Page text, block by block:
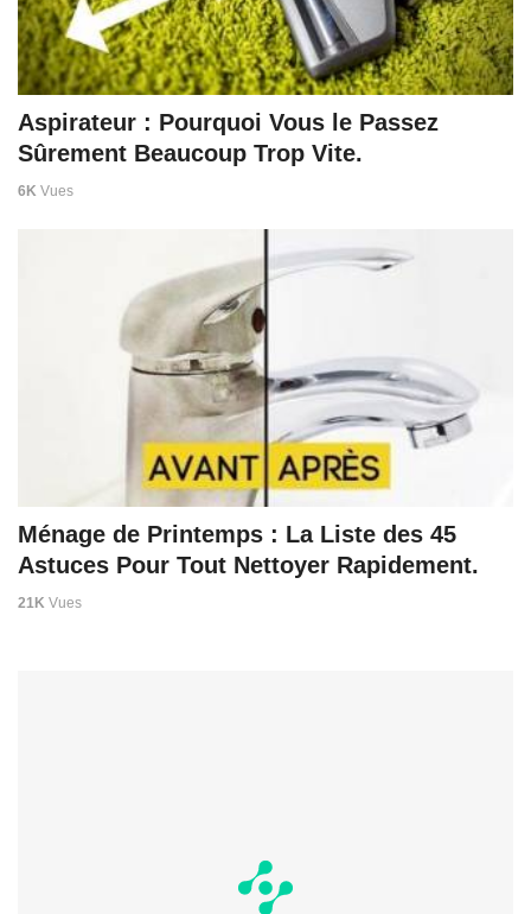
Aspirateur : Pourquoi Vous le Passez
Sûrement Beaucoup Trop Vite.
6K Vues
Ménage de Printemps : La Liste des 45
Astuces Pour Tout Nettoyer Rapidement.
21K Vues